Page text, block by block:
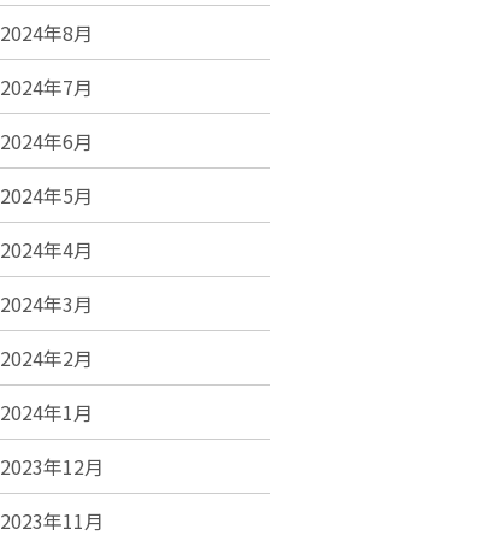
2024年8月
2024年7月
2024年6月
2024年5月
2024年4月
2024年3月
2024年2月
2024年1月
2023年12月
2023年11月